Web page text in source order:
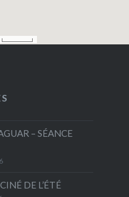
– SÉANCE
DE L’ÉTÉ